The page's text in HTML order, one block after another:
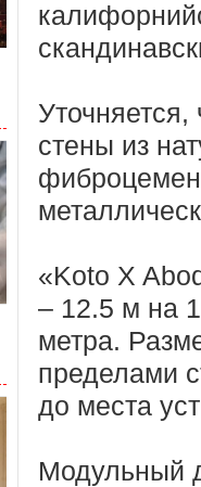
стены из
«Koto X
– 12.5 м на
метра.
пределами
до места
Модульный